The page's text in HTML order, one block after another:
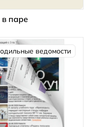
в паре
ведомости